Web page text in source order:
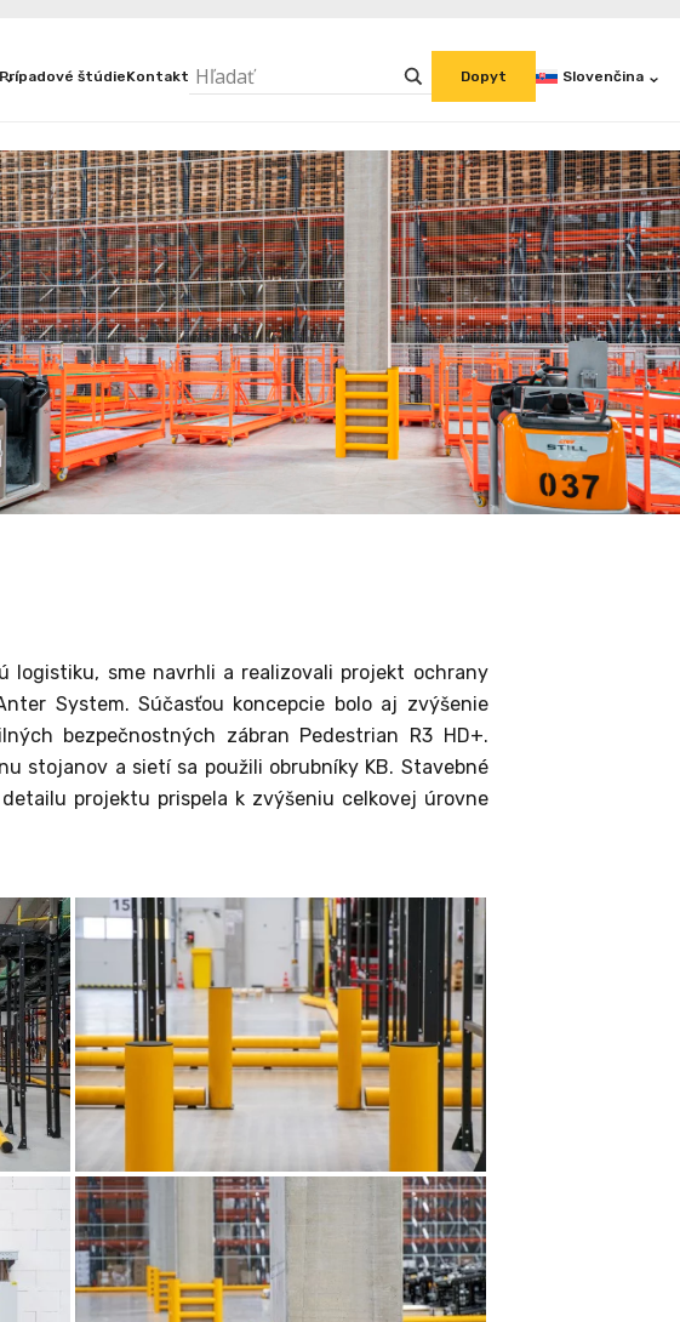
Prípadové štúdieKontakt Dopyt Slovenčina
logistiku, sme navrhli a realizovali projekt ochrany
System. Súčasťou koncepcie bolo aj zvýšenie
bezpečnostných zábran Pedestrian R3 HD+.
stojanov a sietí sa použili obrubníky KB. Stavebné
projektu prispela k zvýšeniu celkovej úrovne